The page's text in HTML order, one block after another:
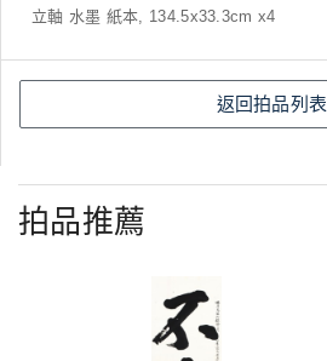
立軸 水墨 紙本, 134.5x33.3cm x4
返回拍品列表
拍品推薦